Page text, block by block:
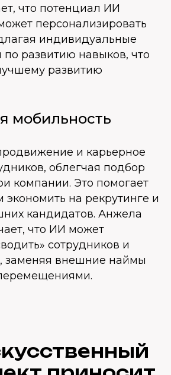
что потенциал ИИ
персонализировать
индивидуальные
развитию навыков, что
развитию
мобильность
и карьерное
облегчая подбор
компании. Это помогает
экономить на рекрутинге и
кандидатов. Анжела
что ИИ может
сотрудников и
заменяя внешние наймы